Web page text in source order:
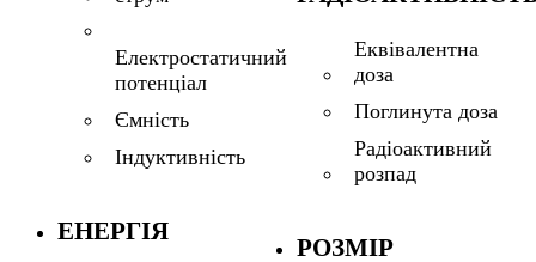
Електростатичний
потенціал
Ємність
Індуктивність
ЕНЕРГІЯ
Еквівалентна
доза
Поглинута доза
Радіоактивний
розпад
РОЗМІР